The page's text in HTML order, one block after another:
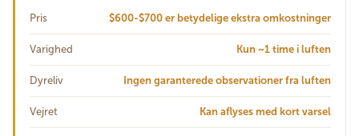
Pris $600-$700 er betydelige ekstra omkostninger
Varighed Kun ~1 time i luften
Dyreliv Ingen garanterede observationer fra luften
Vejret Kan aflyses med kort varsel